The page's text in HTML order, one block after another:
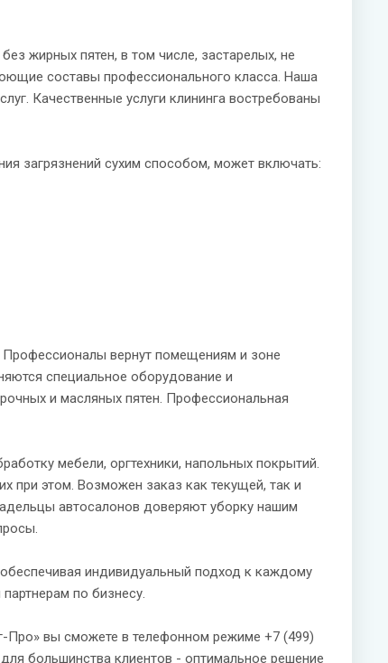
жирных пятен, в том числе, застарелых, не
составы профессионального класса. Наша
Качественные услуги клининга востребованы
загрязнений сухим способом, может включать:
вернут помещениям и зоне
специальное оборудование и
и масляных пятен. Профессиональная
мебели, оргтехники, напольных покрытий.
при этом. Возможен заказ как текущей, так и
автосалонов доверяют уборку нашим
индивидуальный подход к каждому
по бизнесу.
Про» вы сможете в телефонном режиме +7 (499)
большинства клиентов - оптимальное решение